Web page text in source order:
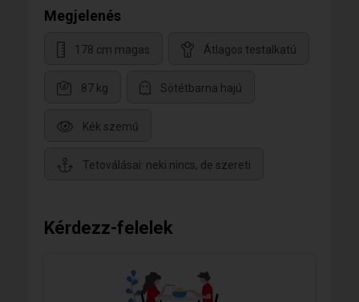
Megjelenés
178 cm magas Átlagos testalkatú
87 kg Sötétbarna hajú
Kék szemű
Tetoválásai: neki nincs, de szereti
Kérdezz-felelek